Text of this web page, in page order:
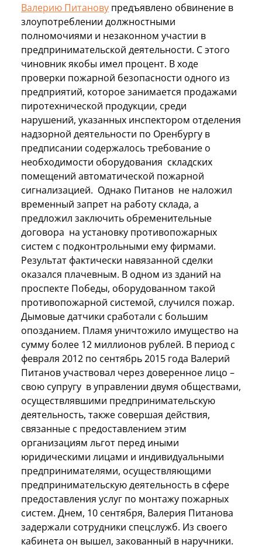
Валерию Питанову предъявлено обвинение в
злоупотреблении должностными
полномочиями и незаконном участии в
предпринимательской деятельности. С этого
чиновник якобы имел процент. В ходе
проверки пожарной безопасности одного из
предприятий, которое занимается продажами
пиротехнической продукции, среди
нарушений, указанных инспектором отделения
надзорной деятельности по Оренбургу в
предписании содержалось требование о
необходимости оборудования складских
помещений автоматической пожарной
сигнализацией. Однако Питанов не наложил
временный запрет на работу склада, а
предложил заключить обременительные
договора на установку противопожарных
систем с подконтрольными ему фирмами.
Результат фактически навязанной сделки
оказался плачевным. В одном из зданий на
проспекте Победы, оборудованном такой
противопожарной системой, случился пожар.
Дымовые датчики сработали с большим
опозданием. Пламя уничтожило имущество на
сумму более 12 миллионов рублей. В период с
февраля 2012 по сентябрь 2015 года Валерий
Питанов участвовал через доверенное лицо –
свою супругу в управлении двумя обществами,
осуществлявшими предпринимательскую
деятельность, также совершая действия,
связанные с предоставлением этим
организациям льгот перед иными
юридическими лицами и индивидуальными
предпринимателями, осуществляющими
предпринимательскую деятельность в сфере
предоставления услуг по монтажу пожарных
систем. Днем, 10 сентября, Валерия Питанова
задержали сотрудники спецслужб. Из своего
кабинета он вышел, закованный в наручники.